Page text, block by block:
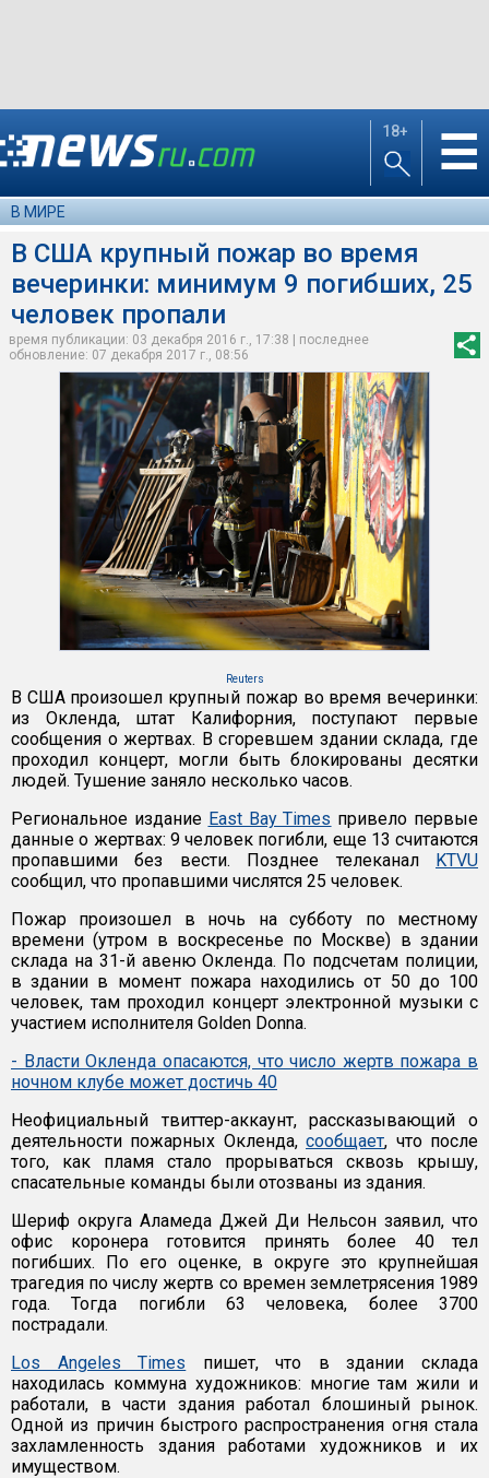
18+ ☰
В МИРЕ
В США крупный пожар во время
вечеринки: минимум 9 погибших, 25
человек пропали
время публикации: 03 декабря 2016 г., 17:38 | последнее
обновление: 07 декабря 2017 г., 08:56
Reuters
В США произошел крупный пожар во время вечеринки:
из Окленда, штат Калифорния, поступают первые
сообщения о жертвах. В сгоревшем здании склада, где
проходил концерт, могли быть блокированы десятки
людей. Тушение заняло несколько часов.
Региональное издание East Bay Times привело первые
данные о жертвах: 9 человек погибли, еще 13 считаются
пропавшими без вести. Позднее телеканал KTVU
сообщил, что пропавшими числятся 25 человек.
Пожар произошел в ночь на субботу по местному
времени (утром в воскресенье по Москве) в здании
склада на 31-й авеню Окленда. По подсчетам полиции,
в здании в момент пожара находились от 50 до 100
человек, там проходил концерт электронной музыки с
участием исполнителя Golden Donna.
- Власти Окленда опасаются, что число жертв пожара в
ночном клубе может достичь 40
Неофициальный твиттер-аккаунт, рассказывающий о
деятельности пожарных Окленда,сообщает, что после
того, как пламя стало прорываться сквозь крышу,
спасательные команды были отозваны из здания.
Шериф округа Аламеда Джей Ди Нельсон заявил, что
офис коронера готовится принять более 40 тел
погибших. По его оценке, в округе это крупнейшая
трагедия по числу жертв со времен землетрясения 1989
года. Тогда погибли 63 человека, более 3700
пострадали.
Los Angeles Times пишет, что в здании склада
находилась коммуна художников: многие там жили и
работали, в части здания работал блошиный рынок.
Одной из причин быстрого распространения огня стала
захламленность здания работами художников и их
имуществом.